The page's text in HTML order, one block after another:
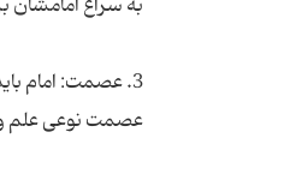
3. عصمت: امام